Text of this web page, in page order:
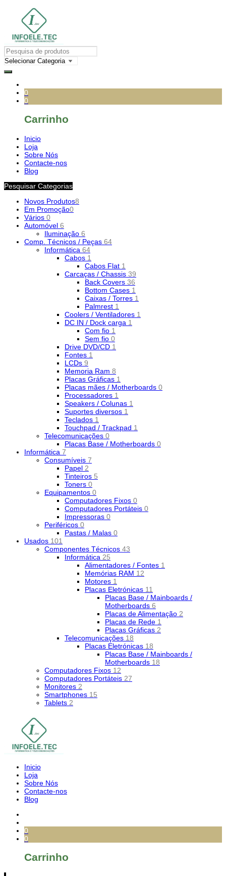
0
0
Carrinho
Inicio
Loja
Sobre Nós
Contacte-nos
Blog
Pesquisar Categorias
Novos Produtos8
Em Promoção0
Vários 0
Automóvel 6
Iluminação 6
Comp. Técnicos / Peças 64
Informática 64
Cabos 1
Cabos Flat 1
Carcaças / Chassis 39
Back Covers 36
Bottom Cases 1
Caixas / Torres 1
Palmrest 1
Coolers / Ventiladores 1
DC IN / Dock carga 1
Com fio 1
Sem fio 0
Drive DVD/CD 1
Fontes 1
LCDs 9
Memoria Ram 8
Placas Gráficas 1
Placas mães / Motherboards 0
Processadores 1
Speakers / Colunas 1
Suportes diversos 1
Teclados 1
Touchpad / Trackpad 1
Telecomunicações 0
Placas Base / Motherboards 0
Informática 7
Consumíveis 7
Papel 2
Tinteiros 5
Toners 0
Equipamentos 0
Computadores Fixos 0
Computadores Portáteis 0
Impressoras 0
Periféricos 0
Pastas / Malas 0
Usados 101
Componentes Técnicos 43
Informática 25
Alimentadores / Fontes 1
Memórias RAM 12
Motores 1
Placas Eletrónicas 11
Placas Base / Mainboards /
Motherboards 6
Placas de Alimentação 2
Placas de Rede 1
Placas Gráficas 2
Telecomunicações 18
Placas Eletrónicas 18
Placas Base / Mainboards /
Motherboards 18
Computadores Fixos 12
Computadores Portáteis 27
Monitores 2
Smartphones 15
Tablets 2
Inicio
Loja
Sobre Nós
Contacte-nos
Blog
0
0
Carrinho